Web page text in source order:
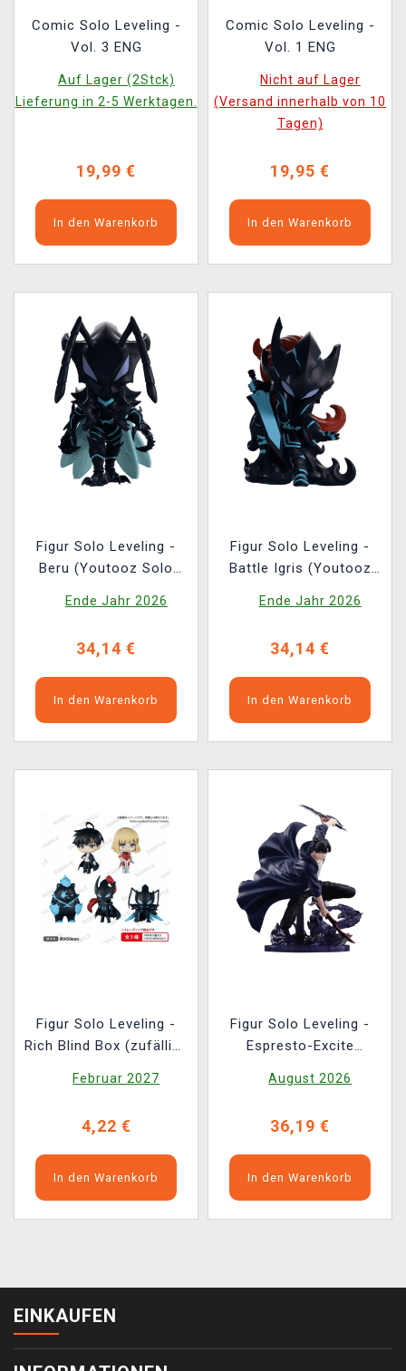
Comic Solo Leveling -
Vol. 3 ENG
Auf Lager (2Stck)
Lieferung in 2-5 Werktagen.
19,99 €
In den Warenkorb
Comic Solo Leveling -
Vol. 1 ENG
Nicht auf Lager
(Versand innerhalb von 10
Tagen)
19,95 €
In den Warenkorb
Figur Solo Leveling -
Beru (Youtooz Solo
Ende Jahr 2026
34,14 €
In den Warenkorb
Figur Solo Leveling -
Battle Igris (Youtooz
Ende Jahr 2026
34,14 €
In den Warenkorb
Figur Solo Leveling -
Rich Blind Box (zufällige
Februar 2027
4,22 €
In den Warenkorb
Figur Solo Leveling -
Espresto-Excite
August 2026
36,19 €
In den Warenkorb
EINKAUFEN